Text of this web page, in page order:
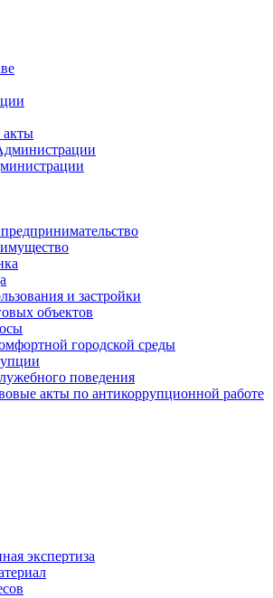
акты
и застройки
объектов
городской среды
поведения
акты по антикоррупционной работе
экспертиза